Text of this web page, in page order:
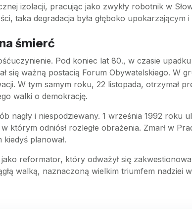
izolacji, pracując jako zwykły robotnik w
taka degradacja była głęboko upokarzającym
śmierć
Pod koniec lat 80., w czasie
się ważną postacią Forum Obywatelskiego. W
W tym samym roku, 22 listopada, otrzymał
walki o demokrację.
nagły i niespodziewany. 1 września 1992 roku
którym odniósł rozległe obrażenia. Zmarł w
planował.
reformator, który odważył się
walką, naznaczoną wielkim triumfem nadziei